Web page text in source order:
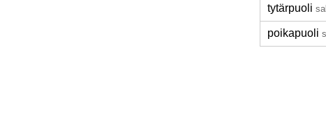
tytärpuoli
poikapuoli